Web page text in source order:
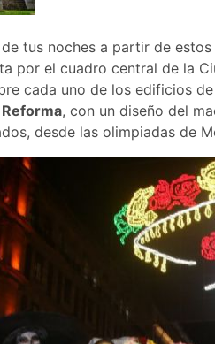
tus noches a partir de
por el cuadro central de la
cada uno de los edificios
, con un diseño del
desde las olimpiadas de